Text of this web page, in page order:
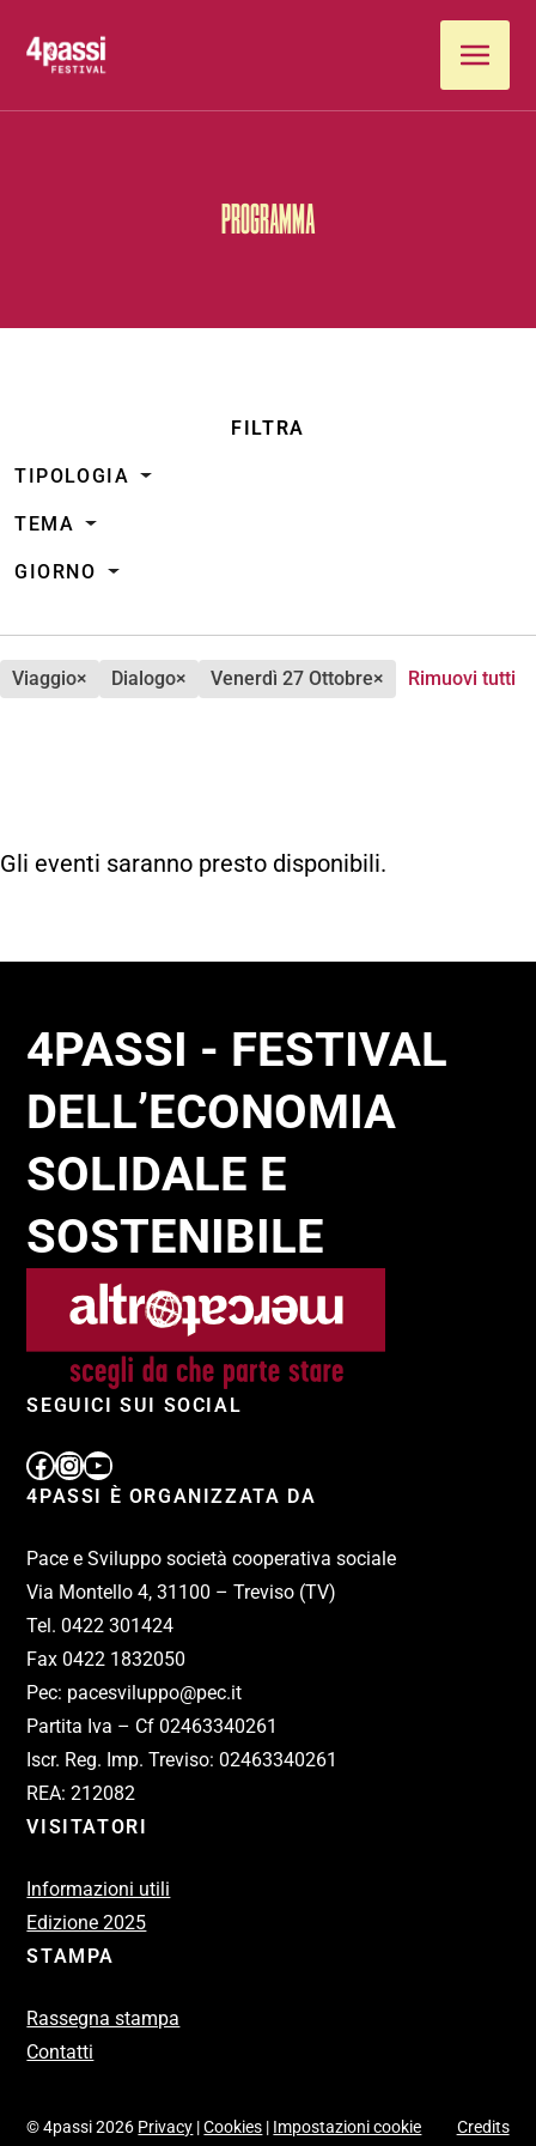
PROGRAMMA
FILTRA
TIPOLOGIA
TEMA
GIORNO
viaggio× dialogo× venerdì 27 Ottobre× Rimuovi tutti
Gli eventi saranno presto disponibili.
4PASSI - FESTIVAL
DELL’ECONOMIA
SOLIDALE E
SOSTENIBILE
SEGUICI SUI SOCIAL
4PASSI È ORGANIZZATA DA
Pace e Sviluppo società cooperativa sociale
Via Montello 4, 31100 – Treviso (TV)
Tel. 0422 301424
Fax 0422 1832050
Pec: pacesviluppo@pec.it
Partita Iva – Cf 02463340261
Iscr. Reg. Imp. Treviso: 02463340261
REA: 212082
VISITATORI
Informazioni utili
Edizione 2025
STAMPA
Rassegna stampa
Contatti
© 4passi 2026 Privacy |Cookies | Impostazioni cookie Credits